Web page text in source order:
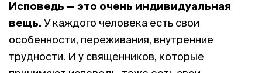
Исповедь — это очень индивидуальная
вещь. У каждого человека есть свои
особенности, переживания, внутренние
трудности. И у священников, которые